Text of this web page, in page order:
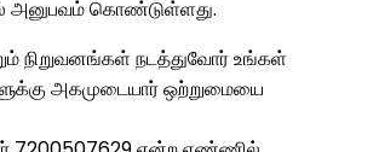
அனுபவம் கொண்டுள்ளது.
நிறுவனங்கள் நடத்துவோர் உங்கள்
அகமுடையார் ஒற்றுமையை